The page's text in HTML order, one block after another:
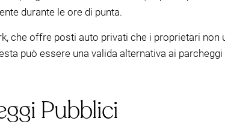
durante le ore di punta.
che offre posti auto privati che i proprietari
può essere una valida alternativa ai
Pubblici